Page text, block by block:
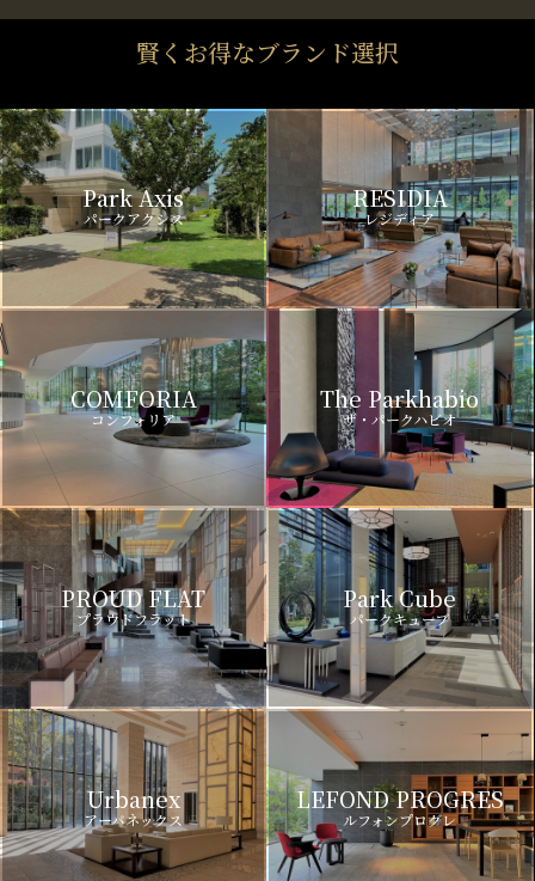
賢くお得なブランド選択
Park Axis
パークアクシス
RESIDIA
レジディア
COMFORIA
コンフォリア
The Parkhabio
ザ・パークハビオ
PROUD FLAT
プラウドフラット
Park Cube
パークキューブ
Urbanex
アーバネックス
LEFOND PROGRES
ルフォンプログレ